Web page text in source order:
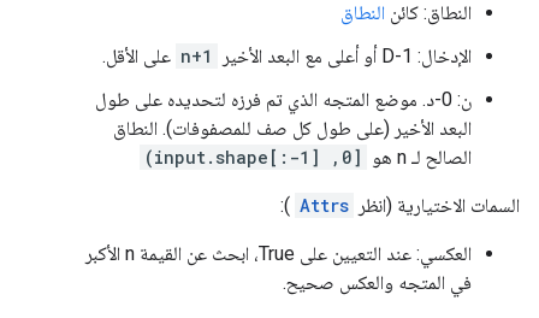
النطاق: كائن النطاق
الإدخال: 1-D أو أعلى مع البعد الأخير
n+1 على الأقل.
ن: 0-د. موضع المتجه الذي تم فرزه لتحديده على طول
البعد الأخير (على طول كل صف للمصفوفات). النطاق
الصالح لـ n هو
[0, input.shape[:-1])
السمات الاختيارية (انظر Attrs
):
العكسي: عند التعيين على True، ابحث عن القيمة n الأكبر
في المتجه والعكس صحيح.